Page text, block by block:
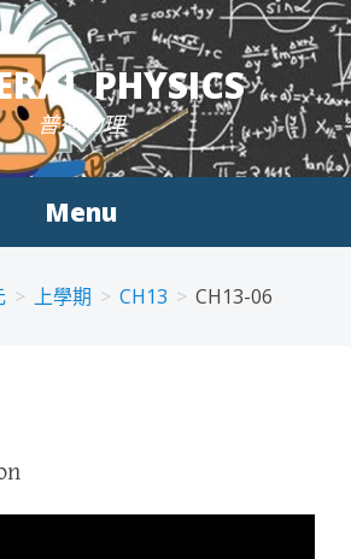
PHYSICS
普通物理
Menu
上學期 CH13 CH13-06